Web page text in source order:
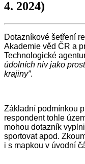
4. 2024)
Dotazníkové šetření
Akademie věd ČR a
Technologické
údolních niv jako
krajiny”.
Základní podmínkou
respondent tohle
mohou dotazník
sportovat apod.
i s mapkou v úvodní